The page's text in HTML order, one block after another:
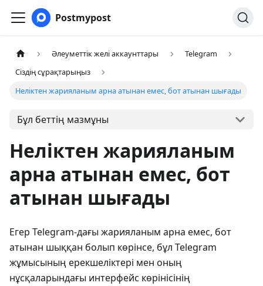
Postmypost
Әлеуметтік желі аккаунттары
Telegram
Сіздің сұрақтарыңыз
Неліктен жарияланым арна атынан емес, бот атынан шығады
Бұл беттің мазмұны
Неліктен жарияланым
арна атынан емес, бот
атынан шығады
Егер Telegram-дағы жарияланым арна емес, бот
атынан шыққан болып көрінсе, бұл Telegram
жұмысының ерекшеліктері мен оның
нұсқаларындағы интерфейс көрінісінің